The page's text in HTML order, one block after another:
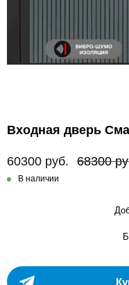
Входная дверь
60300 руб. 68300
В наличии